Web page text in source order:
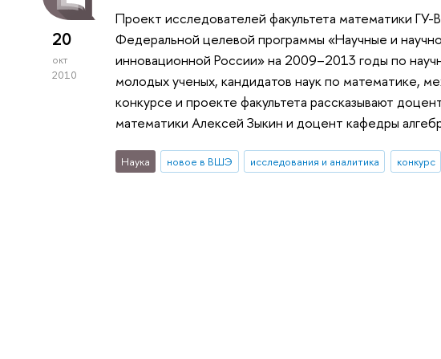
20
окт
2010
Проект исследователей факультета математики
Федеральной целевой программы «Научные и
инновационной России» на 2009–2013 годы по
молодых ученых, кандидатов наук по математике,
конкурсе и проекте факультета рассказывают
математики Алексей Зыкин и доцент кафедры
Наука новое в ВШЭ исследования и аналитика конкурс